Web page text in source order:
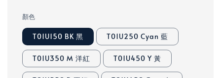
顏色
T01U150 BK 黑 T01U250 Cyan 藍
T01U350 M 洋紅 T01U450 Y 黃